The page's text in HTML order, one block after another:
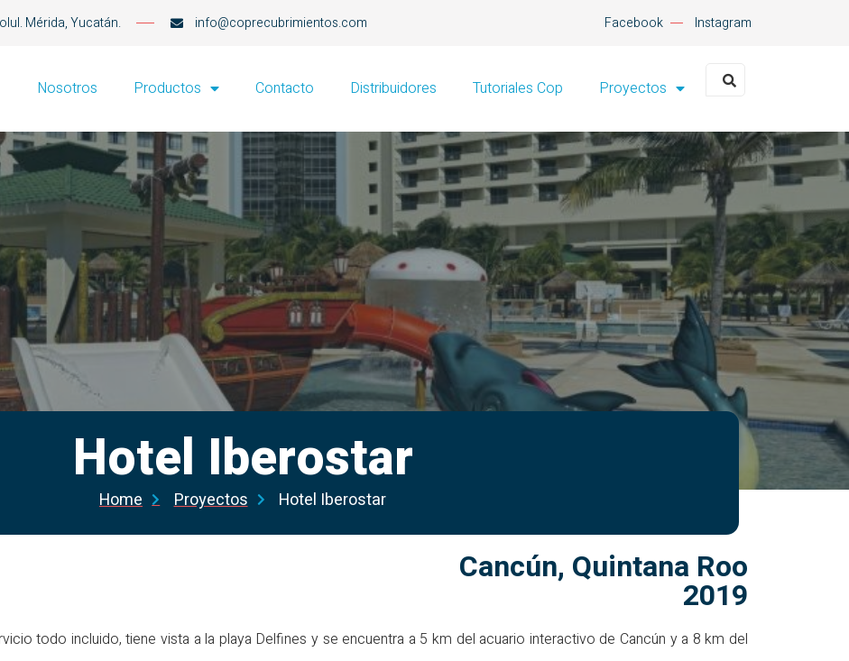
Mérida, Yucatán. info@coprecubrimientos.com Facebook Instagram
Nosotros Productos Contacto Distribuidores Tutoriales Cop Proyectos
Hotel Iberostar
Home Proyectos Hotel Iberostar
Cancún, Quintana Roo
2019
todo incluido, tiene vista a la playa Delfines y se encuentra a 5 km del acuario interactivo de Cancún y a 8 km del